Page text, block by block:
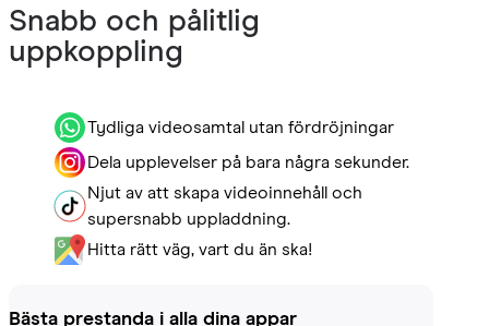
Snabb och pålitlig
uppkoppling
Tydliga videosamtal utan fördröjningar
Dela upplevelser på bara några sekunder.
Njut av att skapa videoinnehåll och
supersnabb uppladdning.
Hitta rätt väg, vart du än ska!
Bästa prestanda i alla dina appar